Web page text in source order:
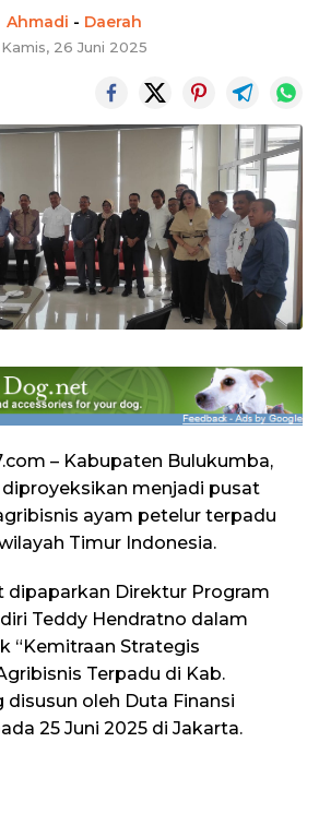
Ahmadi - Daerah
Kamis, 26 Juni 2025
– Kabupaten Bulukumba,
diproyeksikan menjadi pusat
ayam petelur terpadu
Timur Indonesia.
dipaparkan Direktur Program
Teddy Hendratno dalam
“Kemitraan Strategis
Terpadu di Kab.
disusun oleh Duta Finansi
25 Juni 2025 di Jakarta.